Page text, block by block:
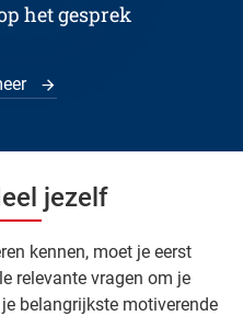
het gesprek
jezelf
kennen, moet je eerst
relevante vragen om je
belangrijkste motiverende